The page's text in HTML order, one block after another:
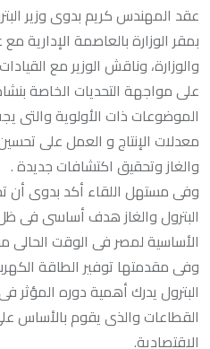
عقد المهندس كريم بدوى وزير
بمقر الوزارة بالعاصمة الإدارية
والوزارة، وناقش الوزير مع
على مواجهة التحديات الخاصة
الموضوعات ذات الأولوية والتى
معدلات الإنتاج و العمل على
والغاز وتحقيق اكتشافات جديدة .
وفى مستهل اللقاء أكد بدوى أن
البترول والغاز هدف أساسى فى
الأساسية لمصر فى الوقت الحالى
وفى مقدمتها توفير الطاقة
البترول يدرك أهمية دوره المؤثر
القطاعات والذى يقوم بالأساس
الاقتصادية.